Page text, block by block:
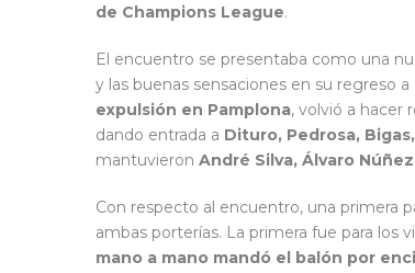
de Champions League.
El encuentro se presentaba como una
y las buenas sensaciones en su regreso
expulsión en Pamplona, volvió a hacer
dando entrada a Dituro, Pedrosa,
mantuvieron André Silva, Álvaro
Con respecto al encuentro, una primera
ambas porterías. La primera fue para los
mano a mano mandó el balón por